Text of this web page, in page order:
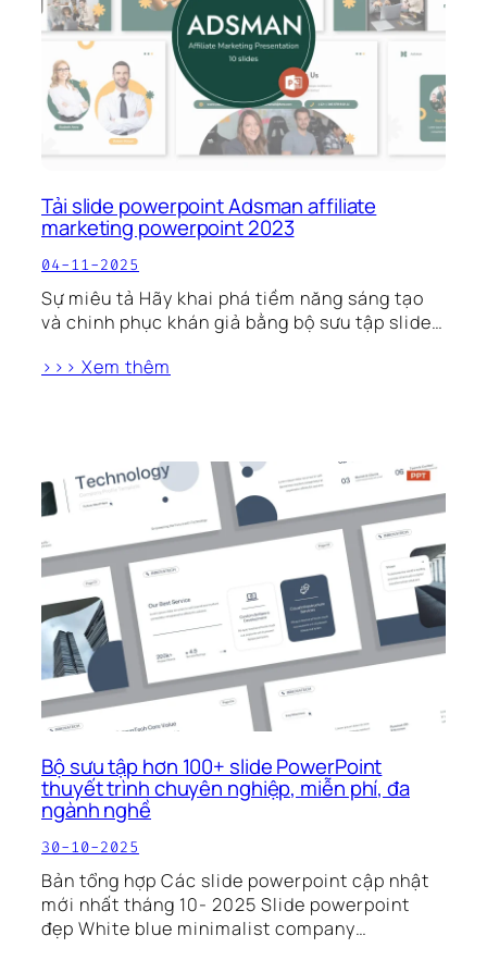
Tải slide powerpoint Adsman affiliate
marketing powerpoint 2023
04-11-2025
Sự miêu tả Hãy khai phá tiềm năng sáng tạo
và chinh phục khán giả bằng bộ sưu tập slide…
>>> Xem thêm
Bộ sưu tập hơn 100+ slide PowerPoint
thuyết trình chuyên nghiệp, miễn phí, đa
ngành nghề
30-10-2025
Bản tổng hợp Các slide powerpoint cập nhật
mới nhất tháng 10- 2025 Slide powerpoint
đẹp White blue minimalist company…